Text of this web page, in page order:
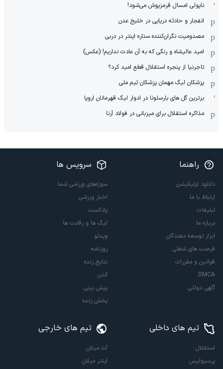
ناپولی امسال قرمزپوش می‌شود!
انفجار و حادثه دریایی در خلیج عدن
مصدومیت نگران‌کننده ستاره اینتر در دربی
امید عالیشاه و رنگی که به آن عادت نداریم! (عکس)
تاجرنیا از پنجره استقلال قطع امید کرد؟
پزشکان لیگ مهمان پزشکان تیم ملی
برترین گل های بارسلونا در ادوار لیگ قهرمانان اروپا
مذاکره استقلال برای میزبانی در فولاد آرنا
راهنما
دانلود اپلیکیشن
ارتباط با ما
تبلیغات
درباره ما
ابزار توسعه دهندگان
فرصت های شغلی
قوانین و مقررات
DMCA
آگهی دولتی
سرویس ها
سوژه‌های ورزشی شما
اخبار ورزشی
پادکست
لیگ ها و رقابت ها
ویدئو
روزنامه
نتایج زنده
آنتن
پیش بینی
پخش زنده
تیم های داخلی
استقلال
پرسپولیس
تیم های خارجی
آث میلان
اینتر میلان